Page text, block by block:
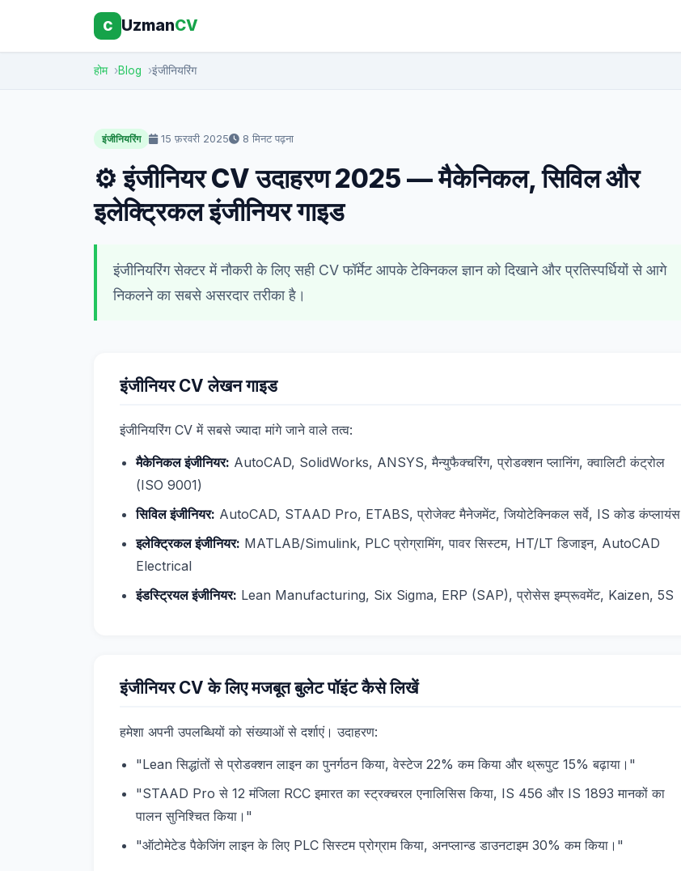
C UzmanCV
होम Blog इंजीनियरिंग
इंजीनियरिंग 15 फ़रवरी 2025 8 मिनट पढ़ना
⚙️ इंजीनियर CV उदाहरण 2025 — मैकेनिकल, सिविल और
इलेक्ट्रिकल इंजीनियर गाइड
इंजीनियरिंग सेक्टर में नौकरी के लिए सही CV फॉर्मेट आपके टेक्निकल ज्ञान को दिखाने और प्रतिस्पर्धियों से आगे
निकलने का सबसे असरदार तरीका है।
इंजीनियर CV लेखन गाइड
इंजीनियरिंग CV में सबसे ज्यादा मांगे जाने वाले तत्व:
मैकेनिकल इंजीनियर: AutoCAD, SolidWorks, ANSYS, मैन्युफैक्चरिंग, प्रोडक्शन प्लानिंग, क्वालिटी कंट्रोल
(ISO 9001)
सिविल इंजीनियर: AutoCAD, STAAD Pro, ETABS, प्रोजेक्ट मैनेजमेंट, जियोटेक्निकल सर्वे, IS कोड कंप्लायंस
इलेक्ट्रिकल इंजीनियर: MATLAB/Simulink, PLC प्रोग्रामिंग, पावर सिस्टम, HT/LT डिजाइन, AutoCAD
Electrical
इंडस्ट्रियल इंजीनियर: Lean Manufacturing, Six Sigma, ERP (SAP), प्रोसेस इम्प्रूवमेंट, Kaizen, 5S
इंजीनियर CV के लिए मजबूत बुलेट पॉइंट कैसे लिखें
हमेशा अपनी उपलब्धियों को संख्याओं से दर्शाएं। उदाहरण:
"Lean सिद्धांतों से प्रोडक्शन लाइन का पुनर्गठन किया, वेस्टेज 22% कम किया और थ्रूपुट 15% बढ़ाया।"
"STAAD Pro से 12 मंजिला RCC इमारत का स्ट्रक्चरल एनालिसिस किया, IS 456 और IS 1893 मानकों का
पालन सुनिश्चित किया।"
"ऑटोमेटेड पैकेजिंग लाइन के लिए PLC सिस्टम प्रोग्राम किया, अनप्लान्ड डाउनटाइम 30% कम किया।"